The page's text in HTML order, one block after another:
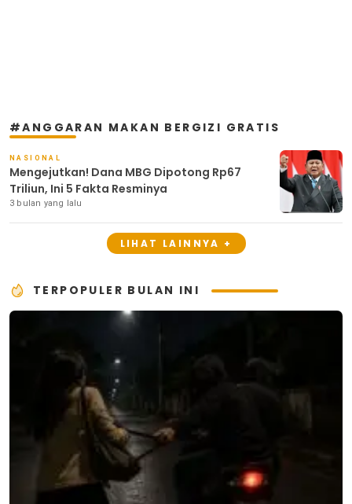
#ANGGARAN MAKAN BERGIZI GRATIS
NASIONAL
Mengejutkan! Dana MBG Dipotong Rp67
Triliun, Ini 5 Fakta Resminya
3 bulan yang lalu
LIHAT LAINNYA +
TERPOPULER BULAN INI